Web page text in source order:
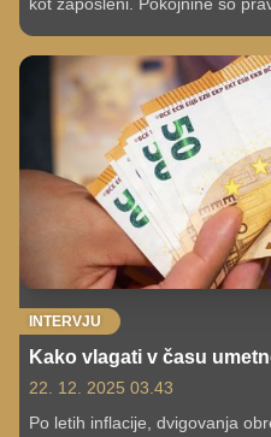
pomeni precej visok mesečni
odobrijo kredit in kaj preverjajo?
INTERVJU
Kako vlagati v času
22. 12. 2025 03.43
Po letih inflacije, dvigovanja